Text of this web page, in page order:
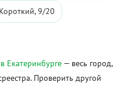
Короткий, 9/20
Екатеринбурге — весь город,
Проверить другой